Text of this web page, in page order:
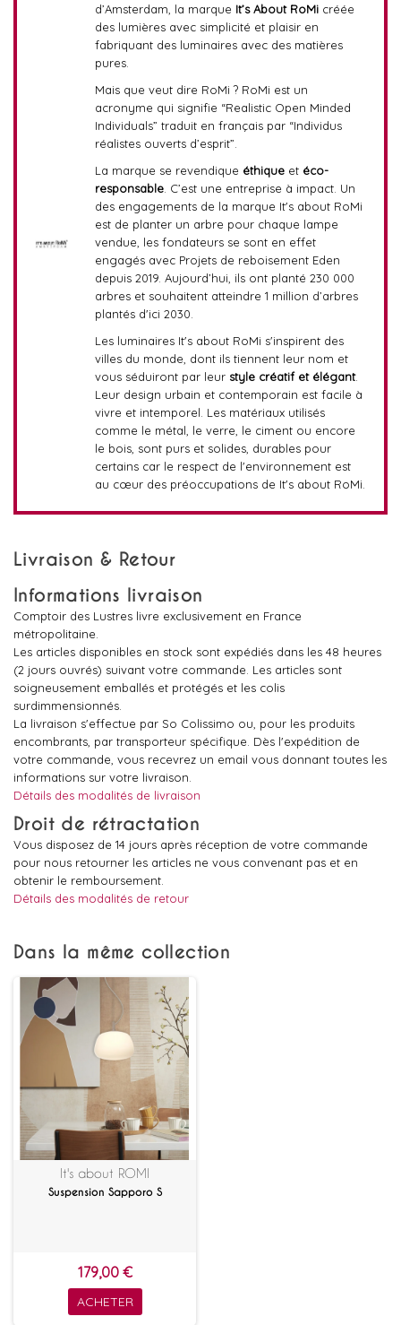
d’Amsterdam, la marque It’s About RoMicréée
des lumières avec simplicité et plaisir en
fabriquant des luminaires avec des matières
pures.
Mais que veut dire RoMi ? RoMi est un
acronyme qui signifie “Realistic Open Minded
Individuals” traduit en français par “Individus
réalistes ouverts d’esprit”.
La marque se revendique éthiqueet éco-
responsable. C’est une entreprise à impact. Un
des engagements de la marque It's about RoMi
est de planter un arbre pour chaque lampe
vendue, les fondateurs se sont en effet
engagés avec Projets de reboisement Eden
depuis 2019. Aujourd’hui, ils ont planté 230 000
arbres et souhaitent atteindre 1 million d’arbres
plantés d'ici 2030.
Les luminaires It's about RoMi s'inspirent des
villes du monde, dont ils tiennent leur nom et
vous séduiront par leur style créatif et élégant.
Leur design urbain et contemporain est facile à
vivre et intemporel. Les matériaux utilisés
comme le métal, le verre, le ciment ou encore
le bois, sont purs et solides, durables pour
certains car le respect de l'environnement est
au cœur des préoccupations de It's about RoMi.
Livraison & Retour
Informations livraison
Comptoir des Lustres livre exclusivement en France
métropolitaine.
Les articles disponibles en stock sont expédiés dans les 48 heures
(2 jours ouvrés) suivant votre commande. Les articles sont
soigneusement emballés et protégés et les colis
surdimmensionnés.
La livraison s'effectue par So Colissimo ou, pour les produits
encombrants, par transporteur spécifique. Dès l'expédition de
votre commande, vous recevrez un email vous donnant toutes les
informations sur votre livraison.
Détails des modalités de livraison
Droit de rétractation
Vous disposez de 14 jours après réception de votre commande
pour nous retourner les articles ne vous convenant pas et en
obtenir le remboursement.
Détails des modalités de retour
Dans la même collection
It's about ROMI
Suspension Sapporo S
179,00 €
ACHETER